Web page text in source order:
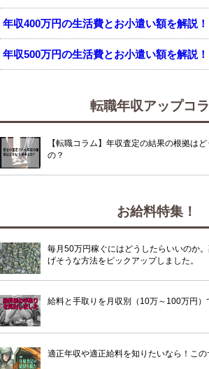
年収400万円の生活費とお小遣い額を解説！
年収500万円の生活費とお小遣い額を解説！
転職年収アップコ
【転職コラム】年収査定の結果の根拠は
の？
お給料特集！
毎月50万円稼ぐにはどうしたらいいのか
げそうな方法をピックアップしました。
給料と手取りを月収別（10万～100万円）
適正年収や適正給料を知りたいなら！この